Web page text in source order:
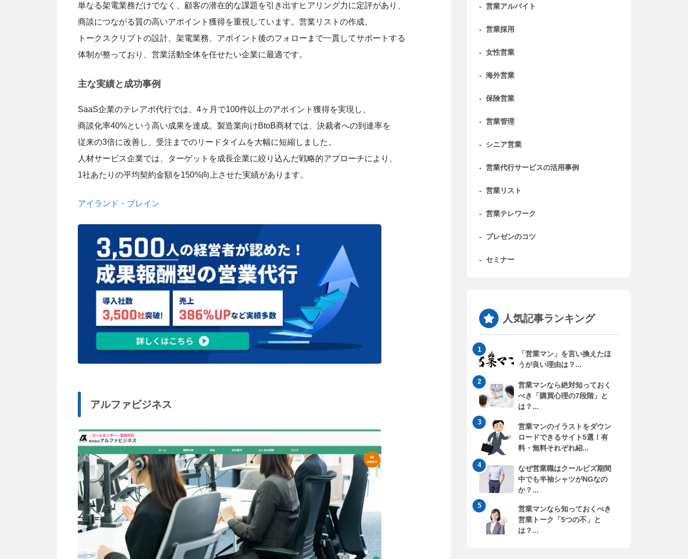
単なる架電業務だけでなく、顧客の潜在的な課題を引き出すヒアリング力に定評があり、
商談につながる質の高いアポイント獲得を重視しています。営業リストの作成、
トークスクリプトの設計、架電業務、アポイント後のフォローまで一貫してサポートする
体制が整っており、営業活動全体を任せたい企業に最適です。
主な実績と成功事例
SaaS企業のテレアポ代行では、4ヶ月で100件以上のアポイント獲得を実現し、
商談化率40%という高い成果を達成。製造業向けBtoB商材では、決裁者への到達率を
従来の3倍に改善し、受注までのリードタイムを大幅に短縮しました。
人材サービス企業では、ターゲットを成長企業に絞り込んだ戦略的アプローチにより、
1社あたりの平均契約金額を150%向上させた実績があります。
アイランド・ブレイン
アルファビジネス
- 営業アルバイト
- 営業採用
- 女性営業
- 海外営業
- 保険営業
- 営業管理
- シニア営業
- 営業代行サービスの活用事例
- 営業リスト
- 営業テレワーク
- プレゼンのコツ
- セミナー
人気記事ランキング
「営業マン」を言い換えたほ
うが良い理由は？...
営業マンなら絶対知っておく
べき「購買心理の7段階」と
は？...
営業マンのイラストをダウン
ロードできるサイト5選！有
料・無料それぞれ紹...
なぜ営業職はクールビズ期間
中でも半袖シャツがNGなの
か？...
営業マンなら知っておくべき
営業トーク「5つの不」と
は？...